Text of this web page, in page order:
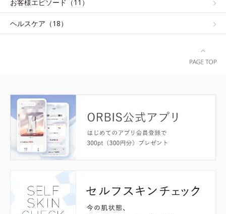
お客様エピソード（11）
ヘルスケア（18）